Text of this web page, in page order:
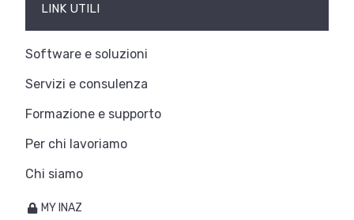
LINK UTILI
Software e soluzioni
Servizi e consulenza
Formazione e supporto
Per chi lavoriamo
Chi siamo
MY INAZ